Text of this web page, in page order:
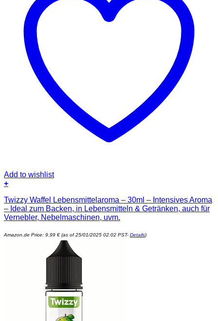
Add to wishlist
+
Twizzy Waffel Lebensmittelaroma – 30ml – Intensives Aroma
– Ideal zum Backen, in Lebensmitteln & Getränken, auch für
Vernebler, Nebelmaschinen, uvm.
Amazon.de Price: 9,99 € (as of 25/01/2025 02:02 PST- Details)